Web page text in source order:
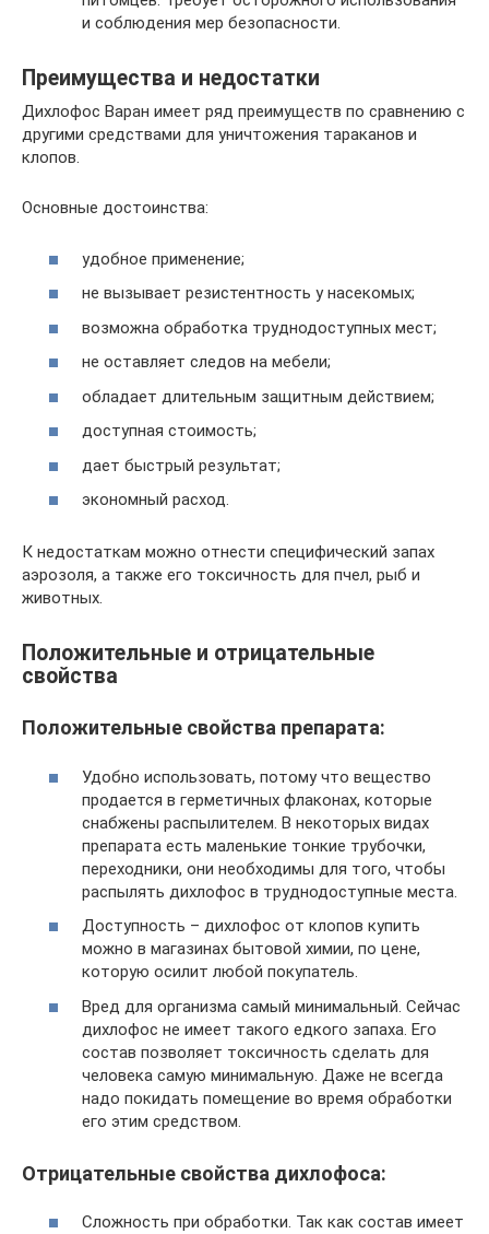
и соблюдения мер безопасности.
Преимущества и недостатки
Дихлофос Варан имеет ряд преимуществ по сравнению с
другими средствами для уничтожения тараканов и
клопов.
Основные достоинства:
удобное применение;
не вызывает резистентность у насекомых;
возможна обработка труднодоступных мест;
не оставляет следов на мебели;
обладает длительным защитным действием;
доступная стоимость;
дает быстрый результат;
экономный расход.
К недостаткам можно отнести специфический запах
аэрозоля, а также его токсичность для пчел, рыб и
животных.
Положительные и отрицательные
свойства
Положительные свойства препарата:
Удобно использовать, потому что вещество
продается в герметичных флаконах, которые
снабжены распылителем. В некоторых видах
препарата есть маленькие тонкие трубочки,
переходники, они необходимы для того, чтобы
распылять дихлофос в труднодоступные места.
Доступность – дихлофос от клопов купить
можно в магазинах бытовой химии, по цене,
которую осилит любой покупатель.
Вред для организма самый минимальный. Сейчас
дихлофос не имеет такого едкого запаха. Его
состав позволяет токсичность сделать для
человека самую минимальную. Даже не всегда
надо покидать помещение во время обработки
его этим средством.
Отрицательные свойства дихлофоса:
Сложность при обработки. Так как состав имеет